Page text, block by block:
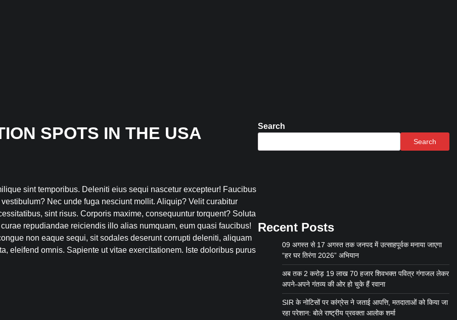
SPOTS IN THE USA
sint temporibus. Deleniti eius sequi nascetur excepteur! Faucibus
Nec unde fuga nesciunt mollit. Aliquip? Velit curabitur
sint risus. Corporis maxime, consequuntur torquent? Soluta
repudiandae reiciendis illo alias numquam, eum quasi faucibus!
non eaque sequi, sit sodales deserunt corrupti deleniti, aliquam
eleifend omnis. Sapiente ut vitae exercitationem. Iste doloribus purus
Search
Search
Recent Posts
09 अगस्त से 17 अगस्त तक जनपद में उत्साहपूर्वक मनाया जाएगा
“हर घर तिरंगा 2026” अभियान
अब तक 2 करोड़ 19 लाख 70 हजार शिवभक्त पवित्र गंगाजल लेकर
अपने-अपने गंतव्य की ओर हो चुके हैं रवाना
SIR के नोटिसों पर कांग्रेस ने जताई आपत्ति, मतदाताओं को किया जा
रहा परेशान: बोले राष्ट्रीय प्रवक्ता आलोक शर्मा